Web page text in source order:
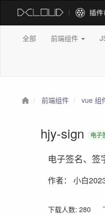
全部 前端组件
前端组件 vue 组
hjy-sign 电子
电子签名、签
作者：小白
下载人数: 280